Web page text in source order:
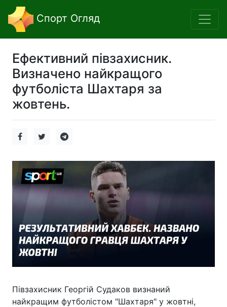
Спорт Огляд
Ефективний півзахисник.
Визначено найкращого
футболіста Шахтаря за
жовтень.
Півзахисник Георгій Судаков визнаний
найкращим футболістом "Шахтаря" у жовтні,